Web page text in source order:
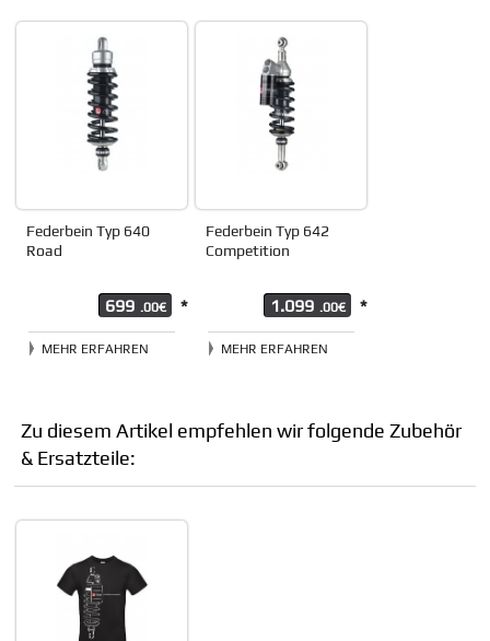
Federbein Typ 640
Road
699 .00€ *
MEHR ERFAHREN
Federbein Typ 642
Competition
1.099 .00€ *
MEHR ERFAHREN
Zu diesem Artikel empfehlen wir folgende Zubehör
& Ersatzteile: